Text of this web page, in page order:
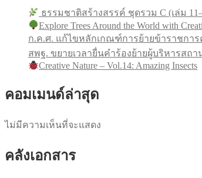
ธรรมชาติสร้างสรรค์ ชุดรวม C (เล่ม
Explore Trees Around the World with
ก.ค.ศ. แก้ไขหลักเกณฑ์การย้ายข้าราชกา
สพฐ. ขยายเวลายื่นคำร้องย้ายผู้บริหารสถ
Creative Nature – Vol.14: Amazing Insects
คอมเมนด์ล่าสุด
ไม่มีความเห็นที่จะแสดง
คลังเอกสาร